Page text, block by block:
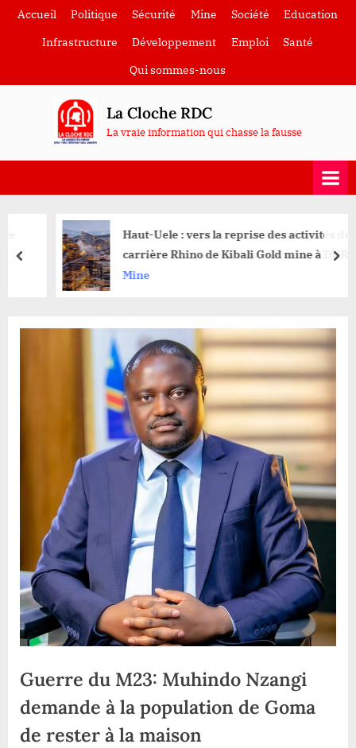
SkipAccueil Politique Sécurité Mine Société
Education
Infrastructure
Développement Emploi
Santé
Qui sommes-nous
La Cloche RDC
La vraie information qui chasse la fausse
Haut-Uele : vers la reprise des activités de la
carrière Rhino de Kibali Gold mine à DURBA
Mine
prev
Guerre du M23: Muhindo Nzangi
demande à la population de Goma
de rester à la maison